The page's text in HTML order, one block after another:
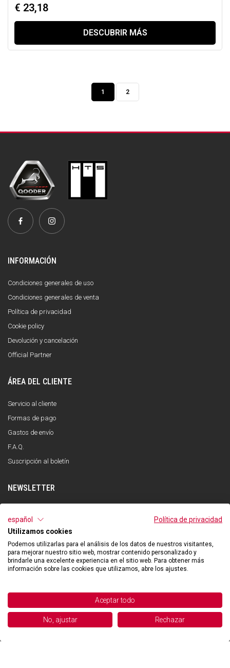
€ 23,18
DESCUBRIR MÁS
1 2
INFORMACIÓN
Condiciones generales de uso
Condiciones generales de venta
Política de privacidad
Cookie policy
Devolución y cancelación
Official Partner
ÁREA DEL CLIENTE
Servicio al cliente
Formas de pago
Gastos de envío
F.A.Q.
Suscripción al boletín
NEWSLETTER
INSCRÍBETE
He leído y entendido la política de privacidad y acepto el tratamiento de mis
de acuerdo con lo indicado en la política de privacidad.
Powered and managed by
español
Política de privacidad
Utilizamos cookies
Podemos utilizarlas para el análisis de los datos de nuestros visitantes,
para mejorar nuestro sitio web, mostrar contenido personalizado y
brindarle una excelente experiencia en el sitio web. Para obtener más
información sobre las cookies que utilizamos, abre los ajustes.
Aceptar todo
No, ajustar Rechazar